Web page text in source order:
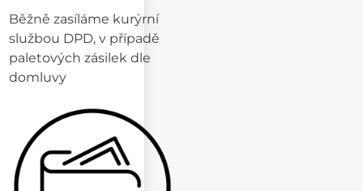
Běžně zasíláme kurýrní
službou DPD, v případě
paletových zásilek dle
domluvy